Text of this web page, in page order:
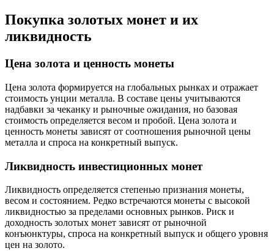
Покупка золотых монет и их
ликвидность
Цена золота и ценность монеты
Цена золота формируется на глобальных рынках и отражает
стоимость унции металла. В составе цены учитываются
надбавки за чеканку и рыночные ожидания, но базовая
стоимость определяется весом и пробой. Цена золота и
ценность монеты зависят от соотношения рыночной цены
металла и спроса на конкретный выпуск.
Ликвидность инвестиционных монет
Ликвидность определяется степенью признания монеты,
весом и состоянием. Редко встречаются монеты с высокой
ликвидностью за пределами основных рынков. Риск и
доходность золотых монет зависят от рыночной
конъюнктуры, спроса на конкретный выпуск и общего уровня
цен на золото.